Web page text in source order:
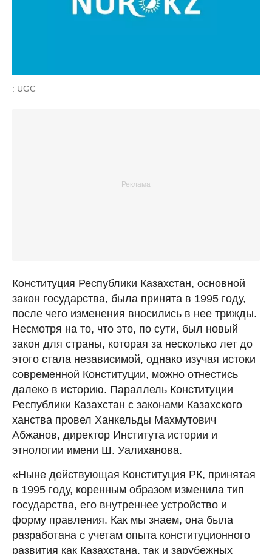
: UGC
Конституция Республики Казахстан, основной
закон государства, была принята в 1995 году,
после чего изменения вносились в нее трижды.
Несмотря на то, что это, по сути, был новый
закон для страны, которая за несколько лет до
этого стала независимой, однако изучая истоки
современной Конституции, можно отнестись
далеко в историю. Параллель Конституции
Республики Казахстан с законами Казахского
ханства провел Ханкельды Махмутович
Абжанов, директор Института истории и
этнологии имени Ш. Уалиханова.
«Ныне действующая Конституция РК, принятая
в 1995 году, коренным образом изменила тип
государства, его внутреннее устройство и
форму правления. Как мы знаем, она была
разработана с учетам опыта конституционного
развития как Казахстана, так и зарубежных